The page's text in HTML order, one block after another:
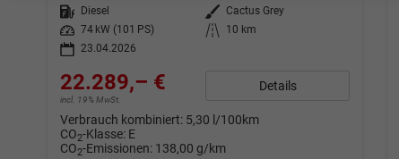
Kraftstoff
Diesel Außenfarbe Cactus Grey
Leistung
74 kW (101 PS) Kilometerstand
10 km
23.04.2026
22.289,– €
incl. 19% MwSt.
Details
Verbrauch kombiniert: 5,30 l/100km
CO2-Klasse: E
CO2-Emissionen: 138,00 g/km